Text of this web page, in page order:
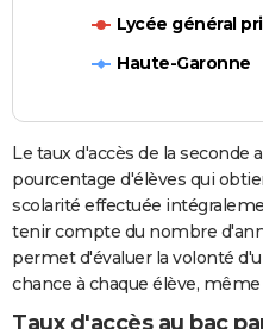
Lycée général
Haute-Garonne
Le taux d'accès de la seconde
pourcentage d'élèves qui
scolarité effectuée
tenir compte du nombre
permet d'évaluer la volonté
chance à chaque élève,
Taux d'accès au bac